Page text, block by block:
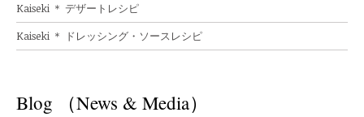
Kaiseki ＊ デザートレシピ
Kaiseki ＊ ドレッシング・ソースレシピ
Blog （News & Media）